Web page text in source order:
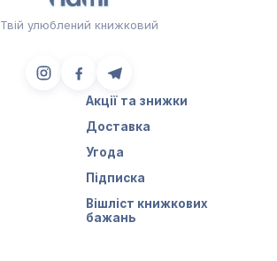
Твій улюблений книжковий
Акції та знижки
Доставка
Угода
Підписка
Вішліст книжкових
бажань